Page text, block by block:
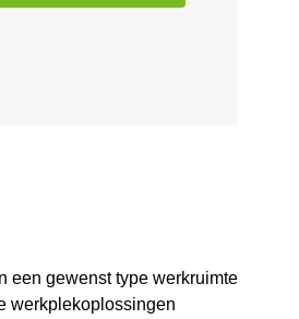
een gewenst type werkruimte
werkplekoplossingen